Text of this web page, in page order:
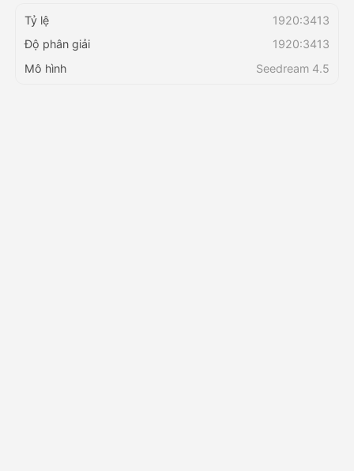
Bảng giá
Tỷ lệ
1920:3413
Độ phân giải
1920:3413
Mô hình
Seedream 4.5